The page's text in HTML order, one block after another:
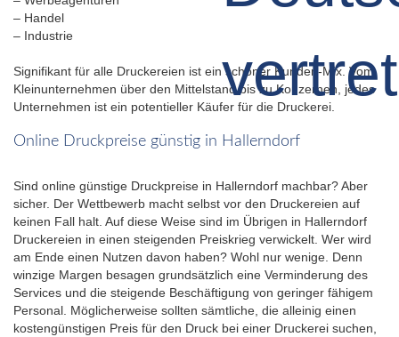
– Handel
– Industrie
Signifikant für alle Druckereien ist ein schöner Kunden-Mix. Vom
Kleinunternehmen über den Mittelstand bis zu Konzernen, jedes
Unternehmen ist ein potentieller Käufer für die Druckerei.
Online Druckpreise günstig in Hallerndorf
Sind online günstige Druckpreise in Hallerndorf machbar? Aber
sicher. Der Wettbewerb macht selbst vor den Druckereien auf
keinen Fall halt. Auf diese Weise sind im Übrigen in Hallerndorf
Druckereien in einen steigenden Preiskrieg verwickelt. Wer wird
am Ende einen Nutzen davon haben? Wohl nur wenige. Denn
winzige Margen besagen grundsätzlich eine Verminderung des
Services und die steigende Beschäftigung von geringer fähigem
Personal. Möglicherweise sollten sämtliche, die alleinig einen
kostengünstigen Preis für den Druck bei einer Druckerei suchen,